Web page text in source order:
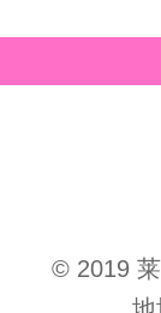
© 2019